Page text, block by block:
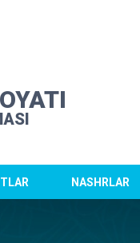
NASHRLAR